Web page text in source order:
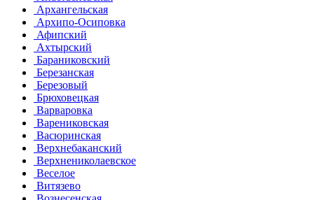
Архангельская
Архипо-Осиповка
Афипский
Ахтырский
Бараниковский
Березанская
Березовый
Брюховецкая
Варваровка
Варениковская
Васюринская
Верхнебаканский
Верхнениколаевское
Веселое
Витязево